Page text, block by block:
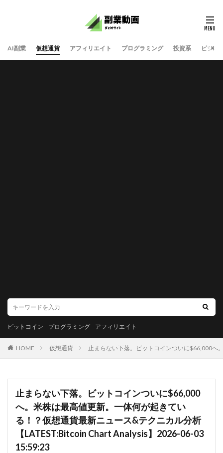
AI副業 仮想通貨 アフィリエイト プログラミング 投資系 ビジネ
ビットコイン プログラミング アフィリエイト
HOME 仮想通貨 止まらない下落。ビットコインついに$66,000へ
止まらない下落。ビットコインついに$66,000
へ。米株は最高値更新。一体何が起きてい
る！？仮想通貨最新ニュース&テクニカル分析
【LATEST:Bitcoin Chart Analysis】2026-06-03
15:59:23